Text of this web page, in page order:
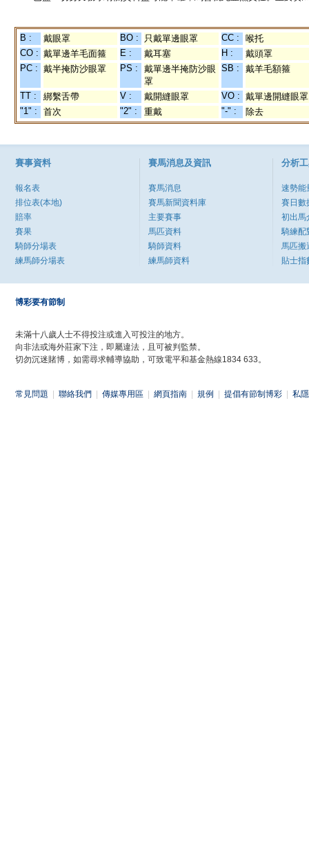
B : 戴眼罩 BO : 只戴單邊眼罩 CC :
喉托
CO : 戴單邊羊毛面箍 E : 戴耳塞 H :
戴頭罩
PC : 戴半掩防沙眼罩 PS :
戴單邊半掩防沙眼
罩
SB : 戴羊毛額箍
TT : 綁繫舌帶 V : 戴開縫眼罩 VO : 戴單邊開縫眼罩
"1" :
首次 "2" : 重戴 "-" : 除去
賽事資料
報名表
排位表(本地)
賠率
賽果
騎師分場表
練馬師分場表
賽馬消息及資訊
賽馬消息
賽馬新聞資料庫
主要賽事
馬匹資料
騎師資料
練馬師資料
分析
速勢能
賽日數
初出馬
騎練配
馬匹搬
貼士指
博彩要有節制
未滿十八歲人士不得投注或進入可投注的地方。
向非法或海外莊家下注，即屬違法，且可被判監禁。
切勿沉迷賭博，如需尋求輔導協助，可致電平和基金熱線1834 633。
常見問題 聯絡我們 傳媒專用區 網頁指南 規例 提倡有節制博彩 私